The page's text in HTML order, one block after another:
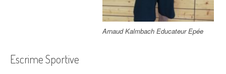
Arnaud Kalmbach Educateur Epée
Escrime Sportive